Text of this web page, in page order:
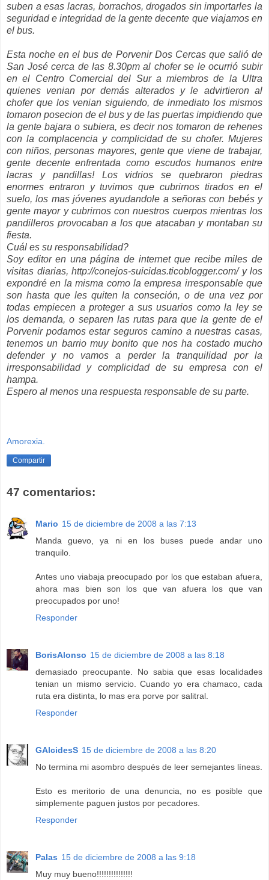
suben a esas lacras, borrachos, drogados sin importarles la
seguridad e integridad de la gente decente que viajamos en
el bus.
Esta noche en el bus de Porvenir Dos Cercas que salió de
San Josécerca de las 8.30pmal chofer se le ocurrió subir
en el CentroComercial del Sur a miembros de la Ultra
quienes venian pordemás alterados y le advirtieron al
chofer que los venian siguiendo, de inmediato los mismos
tomaron posecion de el bus y de las puertas impidiendo que
la gente bajara o subiera, es decir nos tomaron de rehenes
con la complacencia y complicidad de su chofer. Mujeres
con niños, personas mayores, gente que viene de trabajar,
gente decente enfrentada como escudos humanos entre
lacras y pandillas! Los vidrios se quebraron piedras
enormes entraron y tuvimos que cubrirnos tirados en el
suelo, los mas jóvenes ayudandole a señoras con bebés y
gente mayor y cubrirnos con nuestros cuerpos mientras los
pandilleros provocaban a los que atacaban y montaban su
fiesta.
Cuál es su responsabilidad?
Soy editor en una página de internetque recibe miles de
visitas diarias, http://conejos-suicidas.ticoblogger.com/ y los
expondré en la misma como la empresa irresponsable que
son hasta que les quiten la conseción, o de una vez por
todas empiecen a proteger a sus usuarios como la ley se
los demanda, o separen las rutas para que la gente de el
Porvenir podamos estar seguros camino a nuestras casas,
tenemos un barrio muy bonito que nos ha costado mucho
defender y no vamos a perder la tranquilidad por la
irresponsabilidad y complicidad de su empresa con el
hampa.
Espero al menos una respuesta responsable de su parte.
Amorexia.
Compartir
47 comentarios:
Mario 15 de diciembre de 2008 a las 7:13
Manda guevo, ya ni en los buses puede andar uno
tranquilo.
Antes uno viabaja preocupado por los que estaban afuera,
ahora mas bien son los que van afuera los que van
preocupados por uno!
Responder
BorisAlonso 15 de diciembre de 2008 a las 8:18
demasiado preocupante. No sabia que esas localidades
tenian un mismo servicio. Cuando yo era chamaco, cada
ruta era distinta, lo mas era porve por salitral.
Responder
GAlcidesS 15 de diciembre de 2008 a las 8:20
No termina mi asombro después de leer semejantes líneas.
Esto es meritorio de una denuncia, no es posible que
simplemente paguen justos por pecadores.
Responder
Palas 15 de diciembre de 2008 a las 9:18
Muy muy bueno!!!!!!!!!!!!!!!